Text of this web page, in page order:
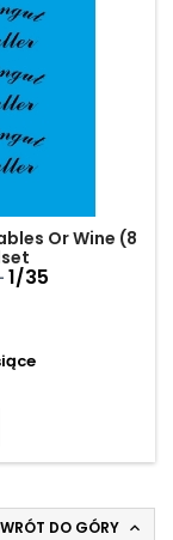
Or Wine (8
1/35
DO GÓRY 